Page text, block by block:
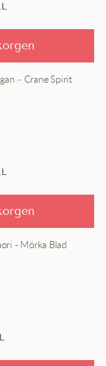
– Crane Spirit
- Mörka Blad